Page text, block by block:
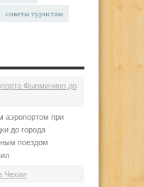
советы туристам
Фьюмичино до
аэропортом при
до города
поездом
Чехии